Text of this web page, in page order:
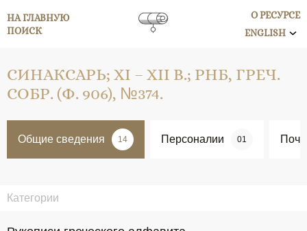
НА ГЛАВНУЮ
ПОИСК
О РЕСУРСЕ
ENGLISH
СИНАКСАРЬ; XI – XII В.; РНБ, ГРЕЧ.
СОБР. (Ф. 906), №374.
Общие сведения 14 Персоналии 01
Категории